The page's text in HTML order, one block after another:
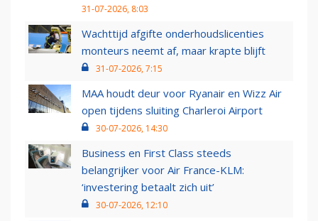
31-07-2026, 8:03
Wachttijd afgifte onderhoudslicenties
monteurs neemt af, maar krapte blijft
31-07-2026, 7:15
MAA houdt deur voor Ryanair en Wizz Air
open tijdens sluiting Charleroi Airport
30-07-2026, 14:30
Business en First Class steeds
belangrijker voor Air France-KLM:
‘investering betaalt zich uit’
30-07-2026, 12:10